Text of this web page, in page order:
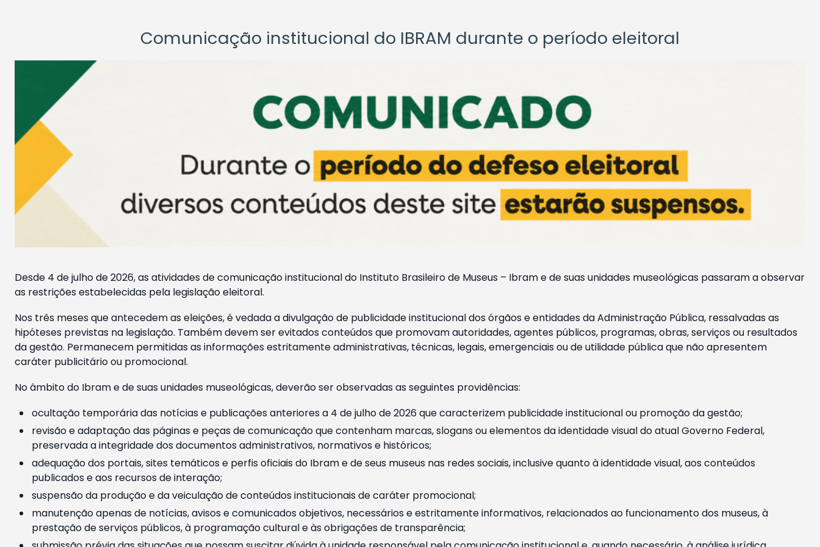
Comunicação institucional do IBRAM durante o período eleitoral
Desde 4 de julho de 2026, as atividades de comunicação institucional do Instituto Brasileiro de Museus – Ibram e de suas unidades museológicas passaram a observar
as restrições estabelecidas pela legislação eleitoral.
Nos três meses que antecedem as eleições, é vedada a divulgação de publicidade institucional dos órgãos e entidades da Administração Pública, ressalvadas as
hipóteses previstas na legislação. Também devem ser evitados conteúdos que promovam autoridades, agentes públicos, programas, obras, serviços ou resultados
da gestão. Permanecem permitidas as informações estritamente administrativas, técnicas, legais, emergenciais ou de utilidade pública que não apresentem
caráter publicitário ou promocional.
No âmbito do Ibram e de suas unidades museológicas, deverão ser observadas as seguintes providências:
ocultação temporária das notícias e publicações anteriores a 4 de julho de 2026 que caracterizem publicidade institucional ou promoção da gestão;
revisão e adaptação das páginas e peças de comunicação que contenham marcas, slogans ou elementos da identidade visual do atual Governo Federal,
preservada a integridade dos documentos administrativos, normativos e históricos;
adequação dos portais, sites temáticos e perfis oficiais do Ibram e de seus museus nas redes sociais, inclusive quanto à identidade visual, aos conteúdos
publicados e aos recursos de interação;
suspensão da produção e da veiculação de conteúdos institucionais de caráter promocional;
manutenção apenas de notícias, avisos e comunicados objetivos, necessários e estritamente informativos, relacionados ao funcionamento dos museus, à
prestação de serviços públicos, à programação cultural e às obrigações de transparência;